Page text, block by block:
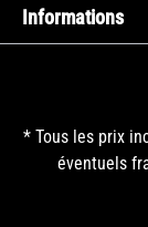
Informations
* Tous les prix
éventuels